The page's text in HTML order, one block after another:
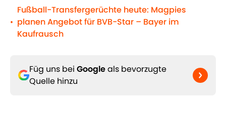
•
Fußball-Transfergerüchte heute: Magpies
planen Angebot für BVB-Star – Bayer im
Kaufrausch
Füg uns bei Googleals bevorzugte
Quelle hinzu